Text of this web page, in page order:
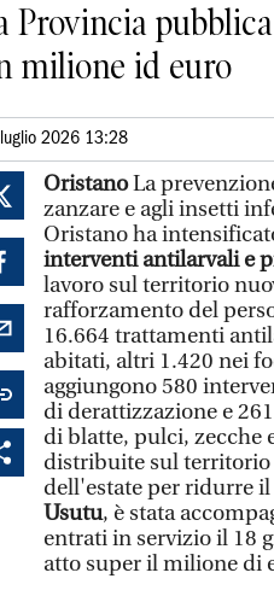
Provincia
milione id euro
2026 13:28
OristanoLa
zanzare e agli insetti
Oristano ha
interventi antilarvali e
lavoro sul territorio
rafforzamento del
16.664 trattamenti
abitati, altri 1.420 nei
aggiungono 580
di derattizzazione e
di blatte, pulci, zecche
distribuite sul territorio
dell'estate per ridurre
Usutu, è stata
entrati in servizio il 18
atto super il milione di